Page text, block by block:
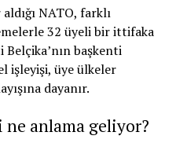
ne anlama geliyor?